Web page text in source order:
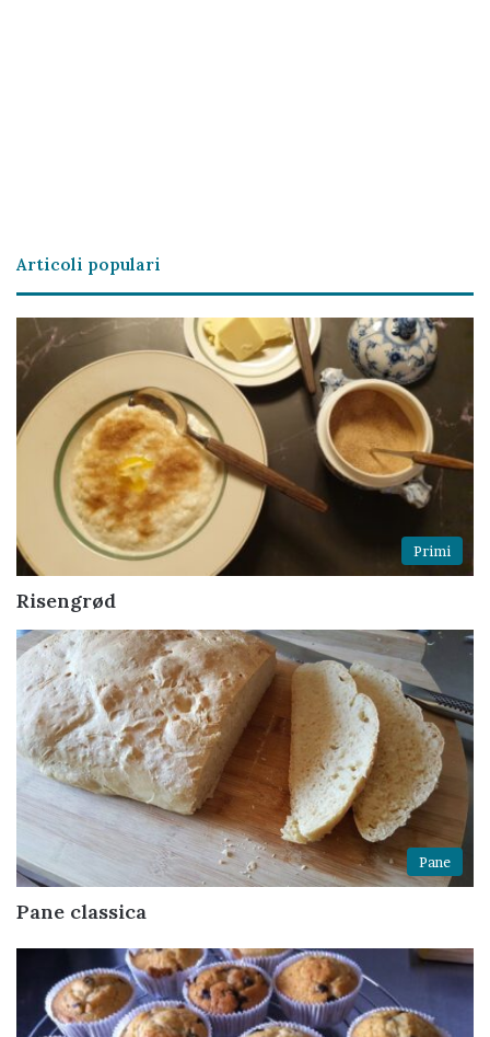
Articoli populari
Primi
Risengrød
Pane
Pane classica